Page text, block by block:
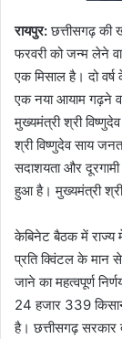
रायपुर:छत्तीसगढ़ की
फरवरी को जन्म लेने
एक मिसाल है। दो
एक नया आयाम गढ़ने
मुख्यमंत्री श्री
श्री विष्णुदेव साय
सदाशयता और
हुआ है। मुख्यमंत्री
केबिनेट बैठक में राज्य
प्रति क्विंटल के मान
जाने का महत्वपूर्ण
24 हजार 339
है। छत्तीसगढ़ सरकार